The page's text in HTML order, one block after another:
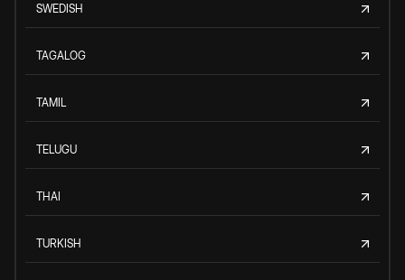
SWEDISH
TAGALOG
TAMIL
TELUGU
THAI
TURKISH